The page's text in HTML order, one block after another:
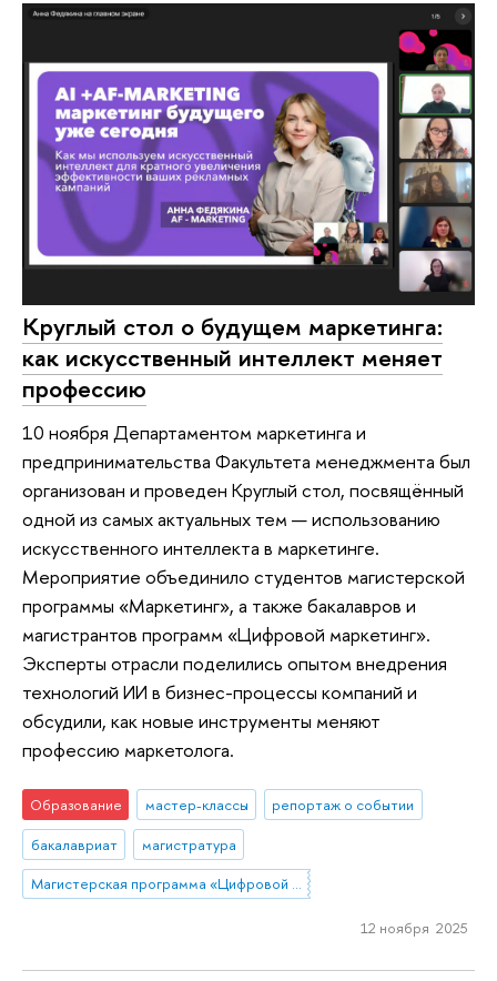
Круглый стол о будущем маркетинга:
как искусственный интеллект меняет
профессию
10 ноября Департаментом маркетинга и
предпринимательства Факультета менеджмента был
организован и проведен Круглый стол, посвящённый
одной из самых актуальных тем — использованию
искусственного интеллекта в маркетинге.
Мероприятие объединило студентов магистерской
программы «Маркетинг», а также бакалавров и
магистрантов программ «Цифровой маркетинг».
Эксперты отрасли поделились опытом внедрения
технологий ИИ в бизнес-процессы компаний и
обсудили, как новые инструменты меняют
профессию маркетолога.
Образование мастер-классы
репортаж о событии
бакалавриат
магистратура
Магистерская программа «Цифровой маркетинг»
12 ноября 2025